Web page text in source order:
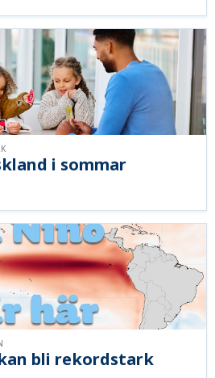
i sommar
bli rekordstark